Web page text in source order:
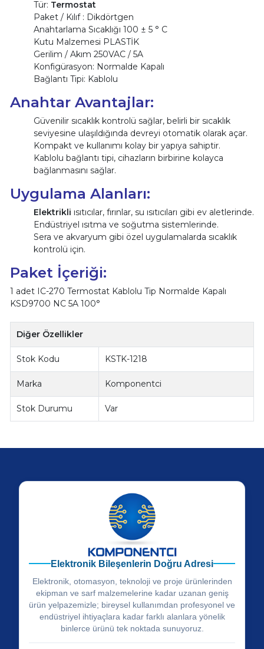
Tür: Termostat
Paket / Kılıf : Dikdörtgen
Anahtarlama Sıcaklığı 100 ± 5 ° C
Kutu Malzemesi PLASTİK
Gerilim / Akım 250VAC / 5A
Konfigürasyon: Normalde Kapalı
Bağlantı Tipi: Kablolu
Anahtar Avantajlar:
Güvenilir sıcaklık kontrolü sağlar, belirli bir sıcaklık
seviyesine ulaşıldığında devreyi otomatik olarak açar.
Kompakt ve kullanımı kolay bir yapıya sahiptir.
Kablolu bağlantı tipi, cihazların birbirine kolayca
bağlanmasını sağlar.
Uygulama Alanları:
Elektrikli ısıtıcılar, fırınlar, su ısıtıcıları gibi ev aletlerinde.
Endüstriyel ısıtma ve soğutma sistemlerinde.
Sera ve akvaryum gibi özel uygulamalarda sıcaklık
kontrolü için.
Paket İçeriği:
1 adet IC-270 Termostat Kablolu Tip Normalde Kapalı
KSD9700 NC 5A 100°
Diğer Özellikler
Stok Kodu KSTK-1218
Marka Komponentci
Stok Durumu Var
Elektronik Bileşenlerin Doğru Adresi
Elektronik, otomasyon, teknoloji ve proje ürünlerinden
ekipman ve sarf malzemelerine kadar uzanan geniş
ürün yelpazemizle; bireysel kullanımdan profesyonel ve
endüstriyel ihtiyaçlara kadar farklı alanlara yönelik
binlerce ürünü tek noktada sunuyoruz.